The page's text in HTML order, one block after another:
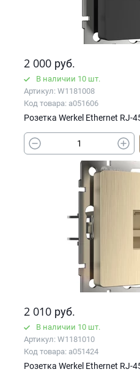
2 000 руб.
В наличии 10 шт.
Артикул: W1181008
Код товара: a051606
Розетка Werkel Ethernet
2 010 руб.
В наличии 10 шт.
Артикул: W1181010
Код товара: a051424
Розетка Werkel Ethernet